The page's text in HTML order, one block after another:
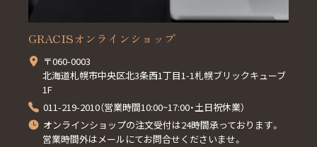
GRACISオンラインショップ
〒060-0003
北海道札幌市中央区北3条西1丁目1-1札幌ブリックキューブ
1F
011-219-2010（営業時間10:00~17:00・土日祝休業）
オンラインショップの注文受付は24時間承っております。
営業時間外はメールにてお問合せくださいませ。